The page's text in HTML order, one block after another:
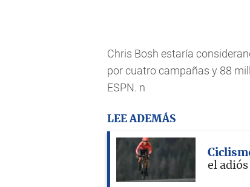
Chris Bosh estaría
por cuatro campañas y 88
ESPN. n
LEE ADEMÁS
el